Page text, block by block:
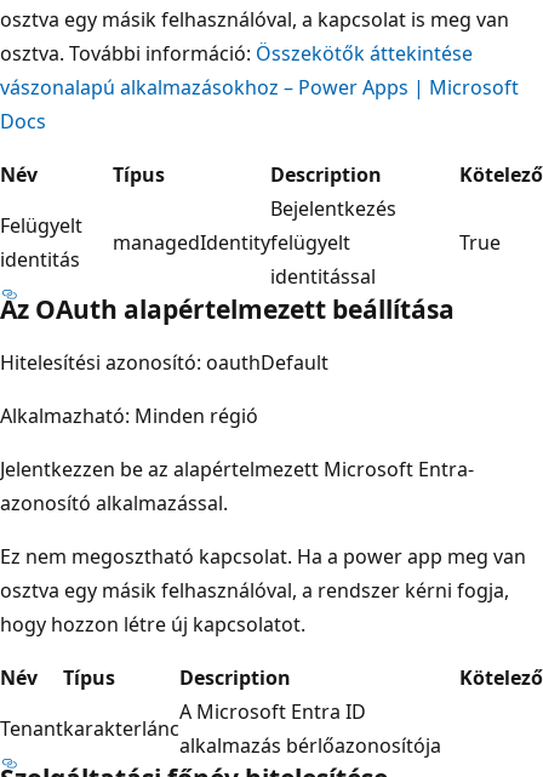
osztva egy másik felhasználóval, a kapcsolat is meg van
osztva. További információ: Összekötők áttekintése
vászonalapú alkalmazásokhoz – Power Apps | Microsoft
Docs
Név
Típus Description
Kötelező
Felügyelt
identitás
managedIdentity
Bejelentkezés
felügyelt
identitással
True
Az OAuth alapértelmezett beállítása
Hitelesítési azonosító: oauthDefault
Alkalmazható: Minden régió
Jelentkezzen be az alapértelmezett Microsoft Entra-
azonosító alkalmazással.
Ez nem megosztható kapcsolat. Ha a power app meg van
osztva egy másik felhasználóval, a rendszer kérni fogja,
hogy hozzon létre új kapcsolatot.
Név
Típus Description
Kötelező
Tenantkarakterlánc
A Microsoft Entra ID
alkalmazás bérlőazonosítója